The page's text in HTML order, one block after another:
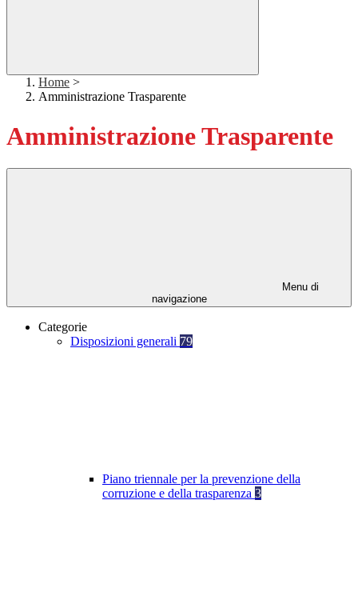
Home >
Amministrazione Trasparente
Amministrazione Trasparente
Menu di
navigazione
Categorie
Disposizioni generali 79
Piano triennale per la prevenzione della
corruzione e della trasparenza 3